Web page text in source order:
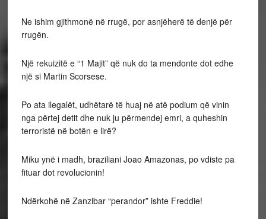
Ne ishim gjithmonë në rrugë, por asnjëherë të denjë për
rrugën.
Një rekuizitë e “1 Majit” që nuk do ta mendonte dot edhe
një si Martin Scorsese.
Po ata ilegalët, udhëtarë të huaj në atë podium që vinin
nga përtej detit dhe nuk ju përmendej emri, a quheshin
terroristë në botën e lirë?
Miku ynë i madh, braziliani Joao Amazonas, po vdiste pa
fituar dot revolucionin!
Ndërkohë në Zanzibar “perandor” ishte Freddie!